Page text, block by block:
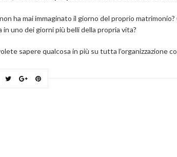
ha mai immaginato il giorno del proprio
in uno dei giorni più belli della propria vita?
sapere qualcosa in più su tutta l’organizzazione